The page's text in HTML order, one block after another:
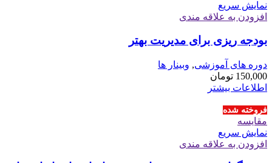
نمایش سریع
افزودن به علاقه مندی
بودجه ریزی برای مدیریت بهتر
دوره های آموزشی, وبینار ها
150,000 تومان
اطلاعات بیشتر
فروخته شده
مقايسه
نمایش سریع
افزودن به علاقه مندی